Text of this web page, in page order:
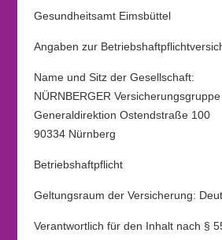
Gesundheitsamt Eimsbüttel
Angaben zur
Name und Sitz der Gesellschaft:
NÜRNBERGER Versicherungsgruppe
Generaldirektion Ostendstraße 100
90334 Nürnberg
Betriebshaftpflicht
Geltungsraum der Versicherung:
Verantwortlich für den Inhalt nach §